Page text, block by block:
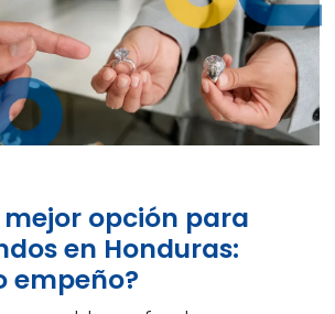
mejor opción para
en Honduras:
empeño?